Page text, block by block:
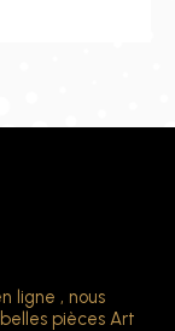
ligne , nous
pièces Art